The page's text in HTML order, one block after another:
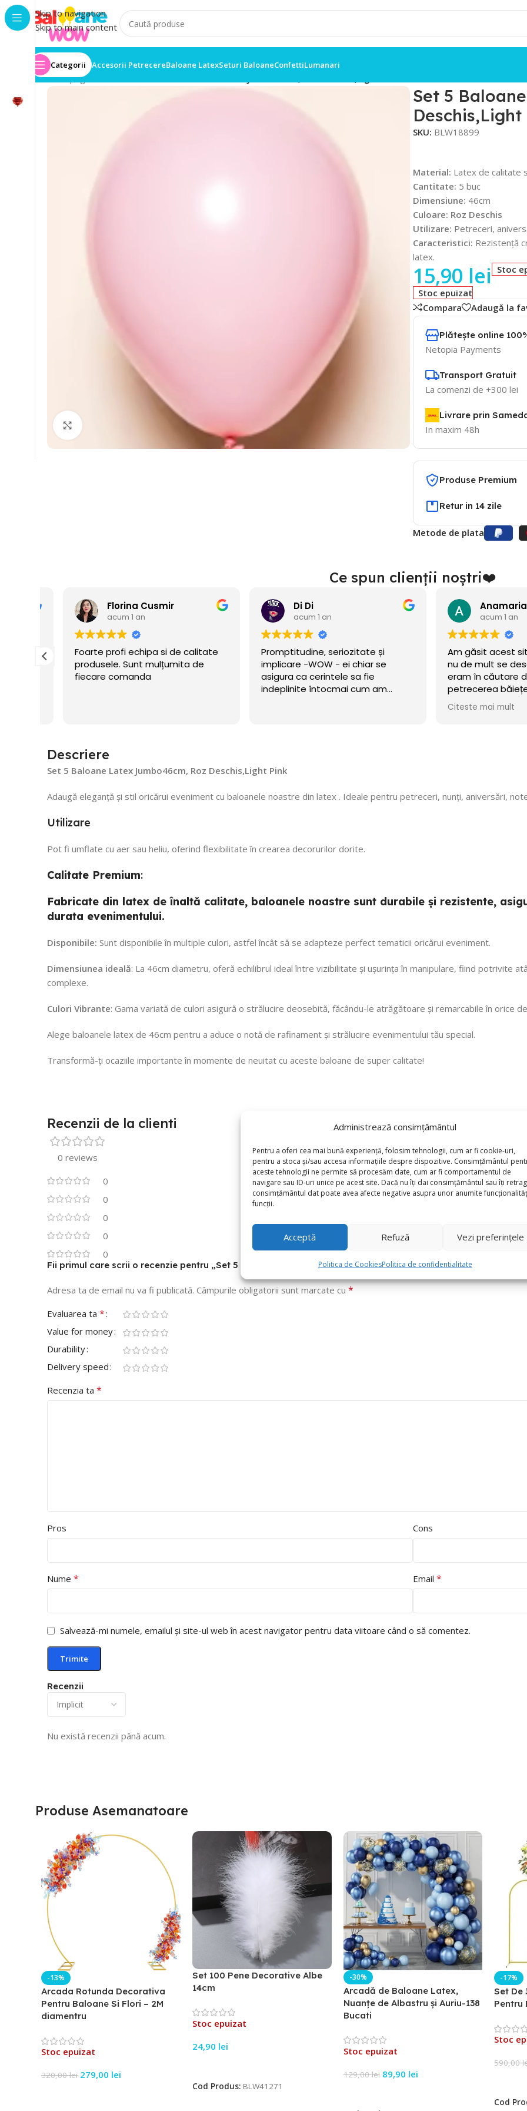
Administrează consimțământul
Pentru a oferi cea mai bună experiență, folosim tehnologii, cum ar fi cookie-uri,
pentru a stoca și/sau accesa informațiile despre dispozitive. Consimțământul
aceste tehnologii ne permite să procesăm date, cum ar fi comportamentul de
navigare sau ID-uri unice pe acest site. Dacă nu îți dai consimțământul sau îți
consimțământul dat poate avea afecte negative asupra unor anumite
funcții.
Acceptă Refuză Vezi preferințele
Politica de CookiesPolitica de confidentialitate
Skip to navigation
Skip to main content
Categorii Accesorii PetrecereBaloane LatexSeturi BaloaneConfettiLumanari
Prima pagină
Set 5
Deschis,Light
SKU: BLW18899
Material: Latex de calitate
Cantitate: 5 buc
Dimensiune: 46cm
Culoare: Roz Deschis
Utilizare: Petreceri,
Caracteristici: Rezistență
latex.
15,90 lei
Stoc
Stoc epuizat
Compara
Adaugă la
Plătește online
Netopia Payments
Transport Gratuit
La comenzi de +300 lei
Livrare prin
In maxim 48h
Produse Premium
Retur in 14 zile
Metode de plata
Ce spun clienții noștri❤️
Florina Cusmir
acum 1 an
Foarte profi echipa si de calitate
produsele. Sunt mulțumita de
fiecare comanda
Di Di
acum 1 an
Promptitudine, seriozitate și
implicare -WOW - ei chiar se
asigura ca cerintele sa fie
indeplinite întocmai cum am
acum 1 an
Am găsit acest site
nu de mult se
eram în căutare de
petrecerea
incercat norocul și a
Baloanele sunt chiar
Citeste mai mult
Descriere
Set 5 Baloane Latex Jumbo46cm, Roz Deschis,Light Pink
Adaugă eleganță și stil oricărui eveniment cu baloanele noastre din latex . Ideale pentru petreceri, nunți, aniversări,
Utilizare
Pot fi umflate cu aer sau heliu, oferind flexibilitate în crearea decorurilor dorite.
Calitate Premium:
Fabricate din latex de înaltă calitate, baloanele noastre sunt durabile și rezistente,
durata evenimentului.
Disponibile: Sunt disponibile în multiple culori, astfel încât să se adapteze perfect tematicii oricărui eveniment.
Dimensiunea ideală: La 46cm diametru, oferă echilibrul ideal între vizibilitate și ușurința în manipulare, fiind potrivite
complexe.
Culori Vibrante: Gama variată de culori asigură o strălucire deosebită, făcându-le atrăgătoare și remarcabile în orice
Alege baloanele latex de 46cm pentru a aduce o notă de rafinament și strălucire evenimentului tău special.
Transformă-ți ocaziile importante în momente de neuitat cu aceste baloane de super calitate!
Recenzii de la clienti
0 reviews
0
0
0
0
0
Recenzii
Nu există recenzii până acum.
Fii primul care scrii o recenzie pentru „Set 5 Baloane Latex Jumbo46cm, Roz Deschis,Light Pink”
Adresa ta de email nu va fi publicată. Câmpurile obligatorii sunt marcate cu *
Evaluarea ta *
Value for money
Durability
Delivery speed
Recenzia ta *
Pros Cons
Nume * Email *
Salvează-mi numele, emailul și site-ul web în acest navigator pentru data viitoare când o să comentez.
Produse Asemanatoare
-13%
Arcada Rotunda Decorativa
Pentru Baloane Si Flori – 2M
diamentru
Stoc epuizat
320,00lei 279,00 lei
Set 100 Pene Decorative Albe
14cm
Stoc epuizat
24,90 lei
Cod Produs: BLW41271
-30%
Arcadă de Baloane Latex,
Nuanțe de Albastru și Auriu-138
Bucati
Stoc epuizat
129,00lei 89,90 lei
-17%
Set De
Pentru
Stoc
590,00
Cod